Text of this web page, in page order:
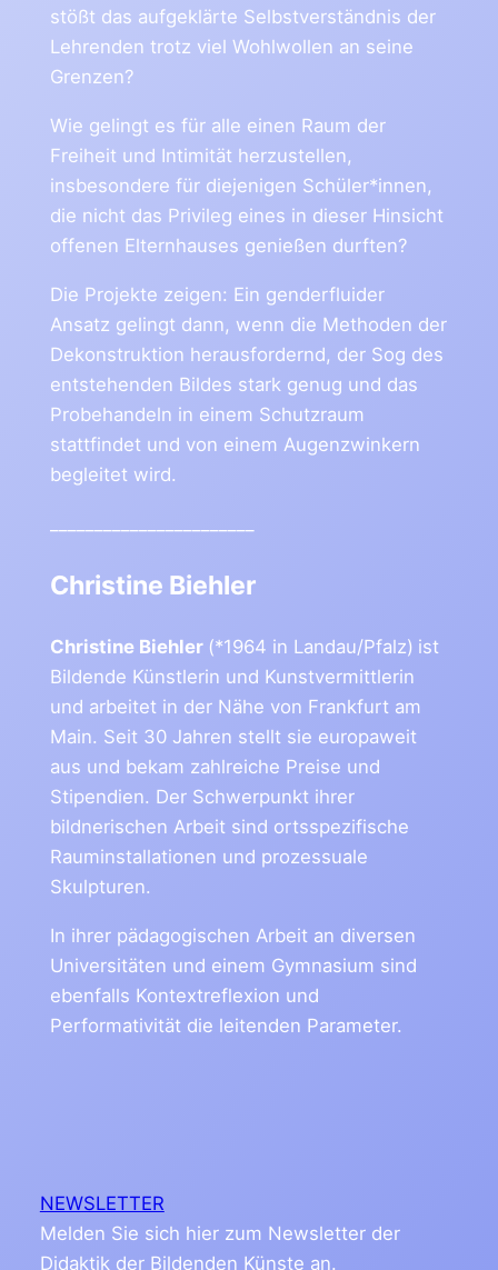
stößt das aufgeklärte Selbstverständnis der
Lehrenden trotz viel Wohlwollen an seine
Grenzen?
Wie gelingt es für alle einen Raum der
Freiheit und Intimität herzustellen,
insbesondere für diejenigen Schüler*innen,
die nicht das Privileg eines in dieser Hinsicht
offenen Elternhauses genießen durften?
Die Projekte zeigen: Ein genderfluider
Ansatz gelingt dann, wenn die Methoden der
Dekonstruktion herausfordernd, der Sog des
entstehenden Bildes stark genug und das
Probehandeln in einem Schutzraum
stattfindet und von einem Augenzwinkern
begleitet wird.
Christine Biehler
Christine Biehler (*1964 in Landau/Pfalz) ist
Bildende Künstlerin und Kunstvermittlerin
und arbeitet in der Nähe von Frankfurt am
Main. Seit 30 Jahren stellt sie europaweit
aus und bekam zahlreiche Preise und
Stipendien. Der Schwerpunkt ihrer
bildnerischen Arbeit sind ortsspezifische
Rauminstallationen und prozessuale
Skulpturen.
In ihrer pädagogischen Arbeit an diversen
Universitäten und einem Gymnasium sind
ebenfalls Kontextreflexion und
Performativität die leitenden Parameter.
NEWSLETTER
Melden Sie sich hier zum Newsletter der
Didaktik der Bildenden Künste an.